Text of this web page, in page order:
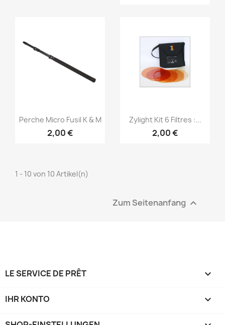
Vorschau
Perche Micro Fusil K & M
2,00 €
Vorschau
Zylight Kit 6 Filtres :...
2,00 €
1 - 10 von 10 Artikel(n)
Zum Seitenanfang 
LE SERVICE DE PRÊT 
IHR KONTO 